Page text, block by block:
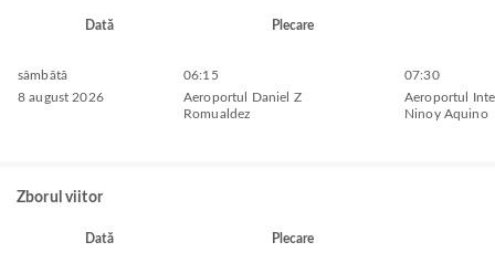
Dată Plecare
sâmbătă
8 august 2026
06:15
Aeroportul Daniel Z
Romualdez
07:30
Aeroportul
Ninoy Aquino
Zborul viitor
Dată Plecare